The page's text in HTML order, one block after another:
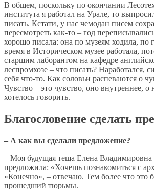
В общем, поскольку по окончании
института я работал на Урале, то
писать. Кстати, у нас чемодан писем
пересмотреть как-то – год
хорошо писала: она по музеям ходила, по
время в Историческом музее работала,
старшим лаборантом на кафедре
леспромхозе – что писать? Наработался,
себя что-то. Как соловьи распеваются о
Чувство – это чувство, оно внутреннее,
хотелось говорить.
Благословение сделать
– А как вы сделали предложение?
– Моя будущая теща Елена Владимировна
предложила: «Хочешь познакомиться с
«Конечно», – отвечаю. Тем более что это
прошедший тюрьмы.